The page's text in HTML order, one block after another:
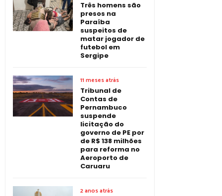
Três homens são
presos na
Paraíba
suspeitos de
matar jogador de
futebol em
Sergipe
11 meses atrás
Tribunal de
Contas de
Pernambuco
suspende
licitação do
governo de PE por
de R$ 138 milhões
para reforma no
Aeroporto de
Caruaru
2 anos atrás